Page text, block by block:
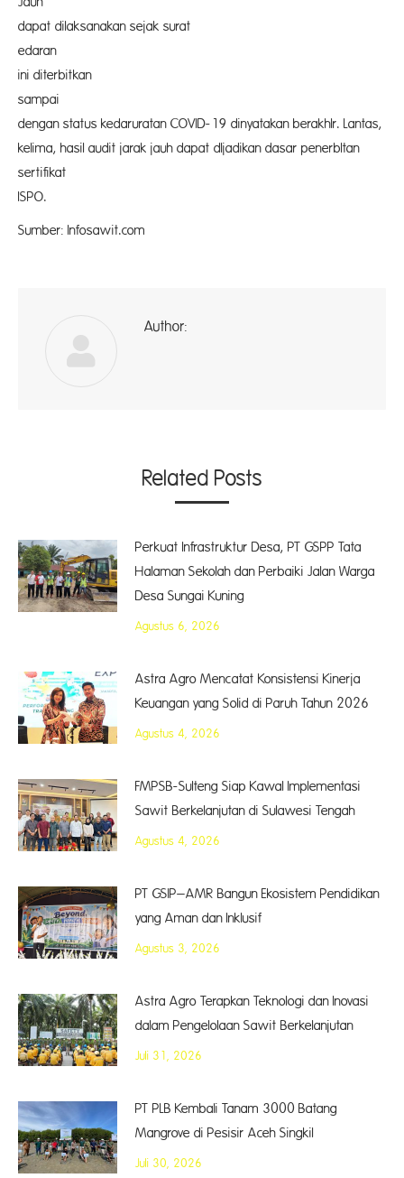
dapat dilaksanakan sejak surat
ini diterbitkan
dengan status kedaruratan COVID-19 dinyatakan berakhlr. Lantas,
kelima, hasil audit jarak jauh dapat dljadikan dasar penerbltan
sertifikat
Sumber: Infosawit.com
Author:
Related Posts
Perkuat Infrastruktur Desa, PT GSPP Tata
Halaman Sekolah dan Perbaiki Jalan Warga
Desa Sungai Kuning
Agustus 6, 2026
Astra Agro Mencatat Konsistensi Kinerja
Keuangan yang Solid di Paruh Tahun 2026
Agustus 4, 2026
FMPSB-Sulteng Siap Kawal Implementasi
Sawit Berkelanjutan di Sulawesi Tengah
Agustus 4, 2026
PT GSIP–AMR Bangun Ekosistem Pendidikan
yang Aman dan Inklusif
Agustus 3, 2026
Astra Agro Terapkan Teknologi dan Inovasi
dalam Pengelolaan Sawit Berkelanjutan
Juli 31, 2026
PT PLB Kembali Tanam 3000 Batang
Mangrove di Pesisir Aceh Singkil
Juli 30, 2026